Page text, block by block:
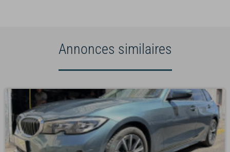
Annonces similaires